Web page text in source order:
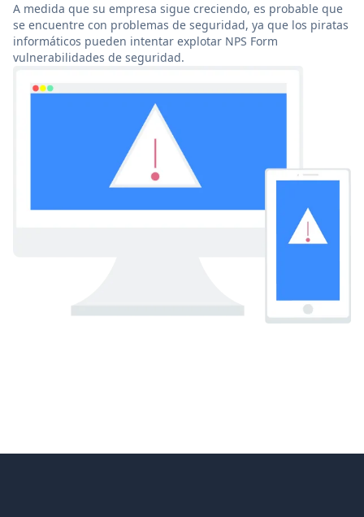
A medida que su empresa sigue creciendo, es probable que
se encuentre con problemas de seguridad, ya que los piratas
informáticos pueden intentar explotar NPS Form
vulnerabilidades de seguridad.